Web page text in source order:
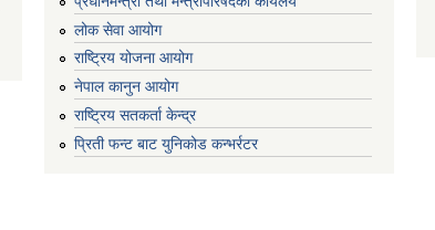
लोक सेवा आयोग
राष्ट्रिय योजना आयोग
नेपाल कानुन आयोग
राष्ट्रिय सतकर्ता केन्द्र
प्रिती फन्ट बाट युनिकोड कन्भर्रटर